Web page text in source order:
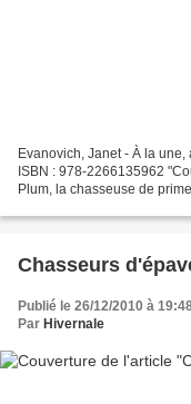
Evanovich, Janet - À la
ISBN : 978-2266135962
Plum, la chasseuse de
Chasseurs
Publié le 26/12/2010 à
Par Hivernale